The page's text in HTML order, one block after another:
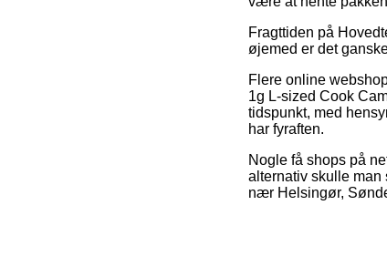
Fragttiden på
øjemed er det
Flere online
1g L-sized Cook
tidspunkt, med
har fyraften.
Nogle få shops på
alternativ skulle
nær Helsingør,